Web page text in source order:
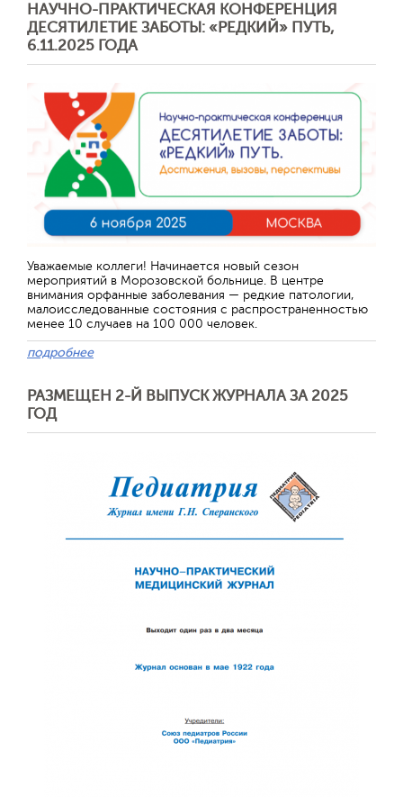
НАУЧНО-ПРАКТИЧЕСКАЯ КОНФЕРЕНЦИЯ
ДЕСЯТИЛЕТИЕ ЗАБОТЫ: «РЕДКИЙ» ПУТЬ,
6.11.2025 ГОДА
Уважаемые коллеги! Начинается новый сезон
мероприятий в Морозовской больнице. В центре
внимания орфанные заболевания — редкие патологии,
малоисследованные состояния с распространенностью
менее 10 случаев на 100 000 человек.
подробнее
РАЗМЕЩЕН 2-Й ВЫПУСК ЖУРНАЛА ЗА 2025
ГОД